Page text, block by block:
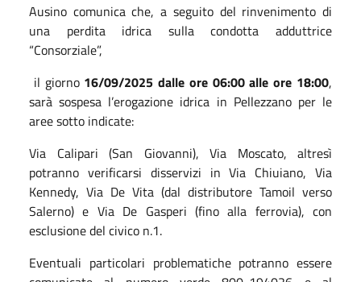
Ausino comunica che, a seguito del rinvenimento di
una perdita idrica sulla condotta adduttrice
“Consorziale”,
il giorno 16/09/2025 dalle ore 06:00 alle ore 18:00,
sarà sospesa l’erogazione idrica in Pellezzano per le
aree sotto indicate:
Via Calipari (San Giovanni), Via Moscato, altresì
potranno verificarsi disservizi in Via Chiuiano, Via
Kennedy, Via De Vita (dal distributore Tamoil verso
Salerno) e Via De Gasperi (fino alla ferrovia), con
esclusione del civico n.1.
Eventuali particolari problematiche potranno essere